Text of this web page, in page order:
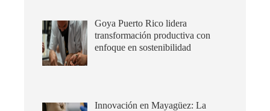
Goya Puerto Rico lidera
transformación productiva con
enfoque en sostenibilidad
Innovación en Mayagüez: La